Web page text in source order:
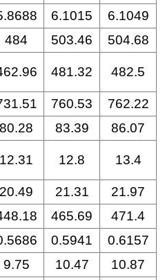
6.1015
6.1049
484 503.46
504.68
481.32 482.5
760.53
762.22
80.28 83.39
86.07
12.31 12.8 13.4
20.49 21.31
21.97
465.69
471.4
0.5941
0.6157
9.75 10.47
10.87